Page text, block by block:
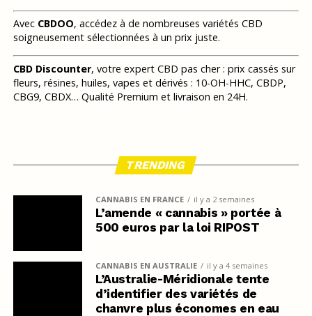
Avec CBDOO, accédez à de nombreuses variétés CBD
soigneusement sélectionnées à un prix juste.
CBD Discounter, votre expert CBD pas cher : prix cassés sur
fleurs, résines, huiles, vapes et dérivés : 10-OH-HHC, CBDP,
CBG9, CBDX… Qualité Premium et livraison en 24H.
TRENDING
CANNABIS EN FRANCE il y a 2 semaines
L’amende « cannabis » portée à
500 euros par la loi RIPOST
CANNABIS EN AUSTRALIE il y a 4 semaines
L’Australie-Méridionale tente
d’identifier des variétés de
chanvre plus économes en eau